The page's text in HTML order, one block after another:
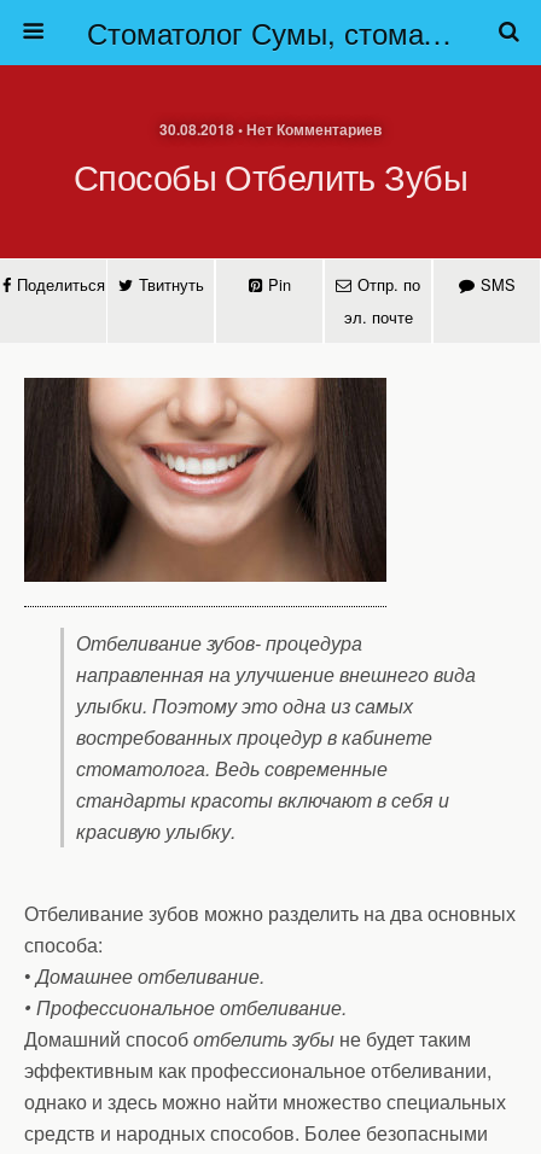
Стоматолог Сумы, стоматологические клиники Сумы, детская стоматология в Сумах. | Частная стоматология Сумы
30.08.2018 • Нет Комментариев
Способы Отбелить Зубы
Поделиться Твитнуть Pin
Отпр. по
эл. почте
SMS
Отбеливание зубов- процедура
направленная на улучшение внешнего вида
улыбки. Поэтому это одна из самых
востребованных процедур в кабинете
стоматолога. Ведь современные
стандарты красоты включают в себя и
красивую улыбку.
Отбеливание зубов можно разделить на два основных
способа:
•Домашнее отбеливание.
• Профессиональное отбеливание.
Домашний способотбелить зубы не будет таким
эффективным как профессиональное отбеливании,
однако и здесь можно найти множество специальных
средств и народных способов. Более безопасными